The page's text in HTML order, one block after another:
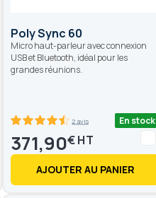
Poly Sync 60
Micro haut-parleur avec connexion
USB et Bluetooth, idéal pour les
grandes réunions.
2 avis En stock
371,90€
AJOUTER AU PANIER